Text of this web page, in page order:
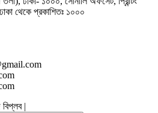
থেকে প্রকাশিতঃ ১০০০
|